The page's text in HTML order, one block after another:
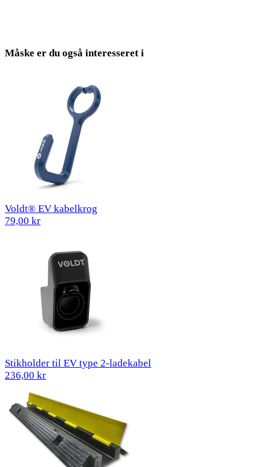
Måske er du også interesseret i
Voldt® EV kabelkrog
79,00 kr
Stikholder til EV type 2-ladekabel
236,00 kr